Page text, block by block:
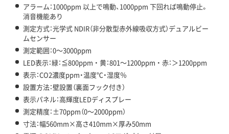
アラーム：1000ppm 以上で鳴動、1000ppm 下回れば鳴動停止。
消音機能あり
測定方式：光学式 NDIR（非分散型赤外線吸収方式）デュアルビー
ムセンサー
測定範囲：0～3000ppm
LED表示：緑：≦800ppm ・ 黄：801～1200ppm ・ 赤：＞1200ppm
表示：CO2濃度ppm・温度℃・湿度％
設置方法：壁設置（裏面フック付き）
表示パネル：高輝度LEDディスプレー
測定精度：±70ppm（0～2000ppm）
寸法：幅560mm×高さ410mm×厚み50mm